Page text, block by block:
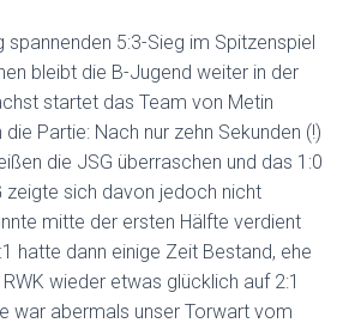
spannenden 5:3-Sieg im Spitzenspiel
bleibt die B-Jugend weiter in der
startet das Team von Metin
Partie: Nach nur zehn Sekunden (!)
die JSG überraschen und das 1:0
zeigte sich davon jedoch nicht
mitte der ersten Hälfte verdient
hatte dann einige Zeit Bestand, ehe
wieder etwas glücklich auf 2:1
war abermals unser Torwart vom